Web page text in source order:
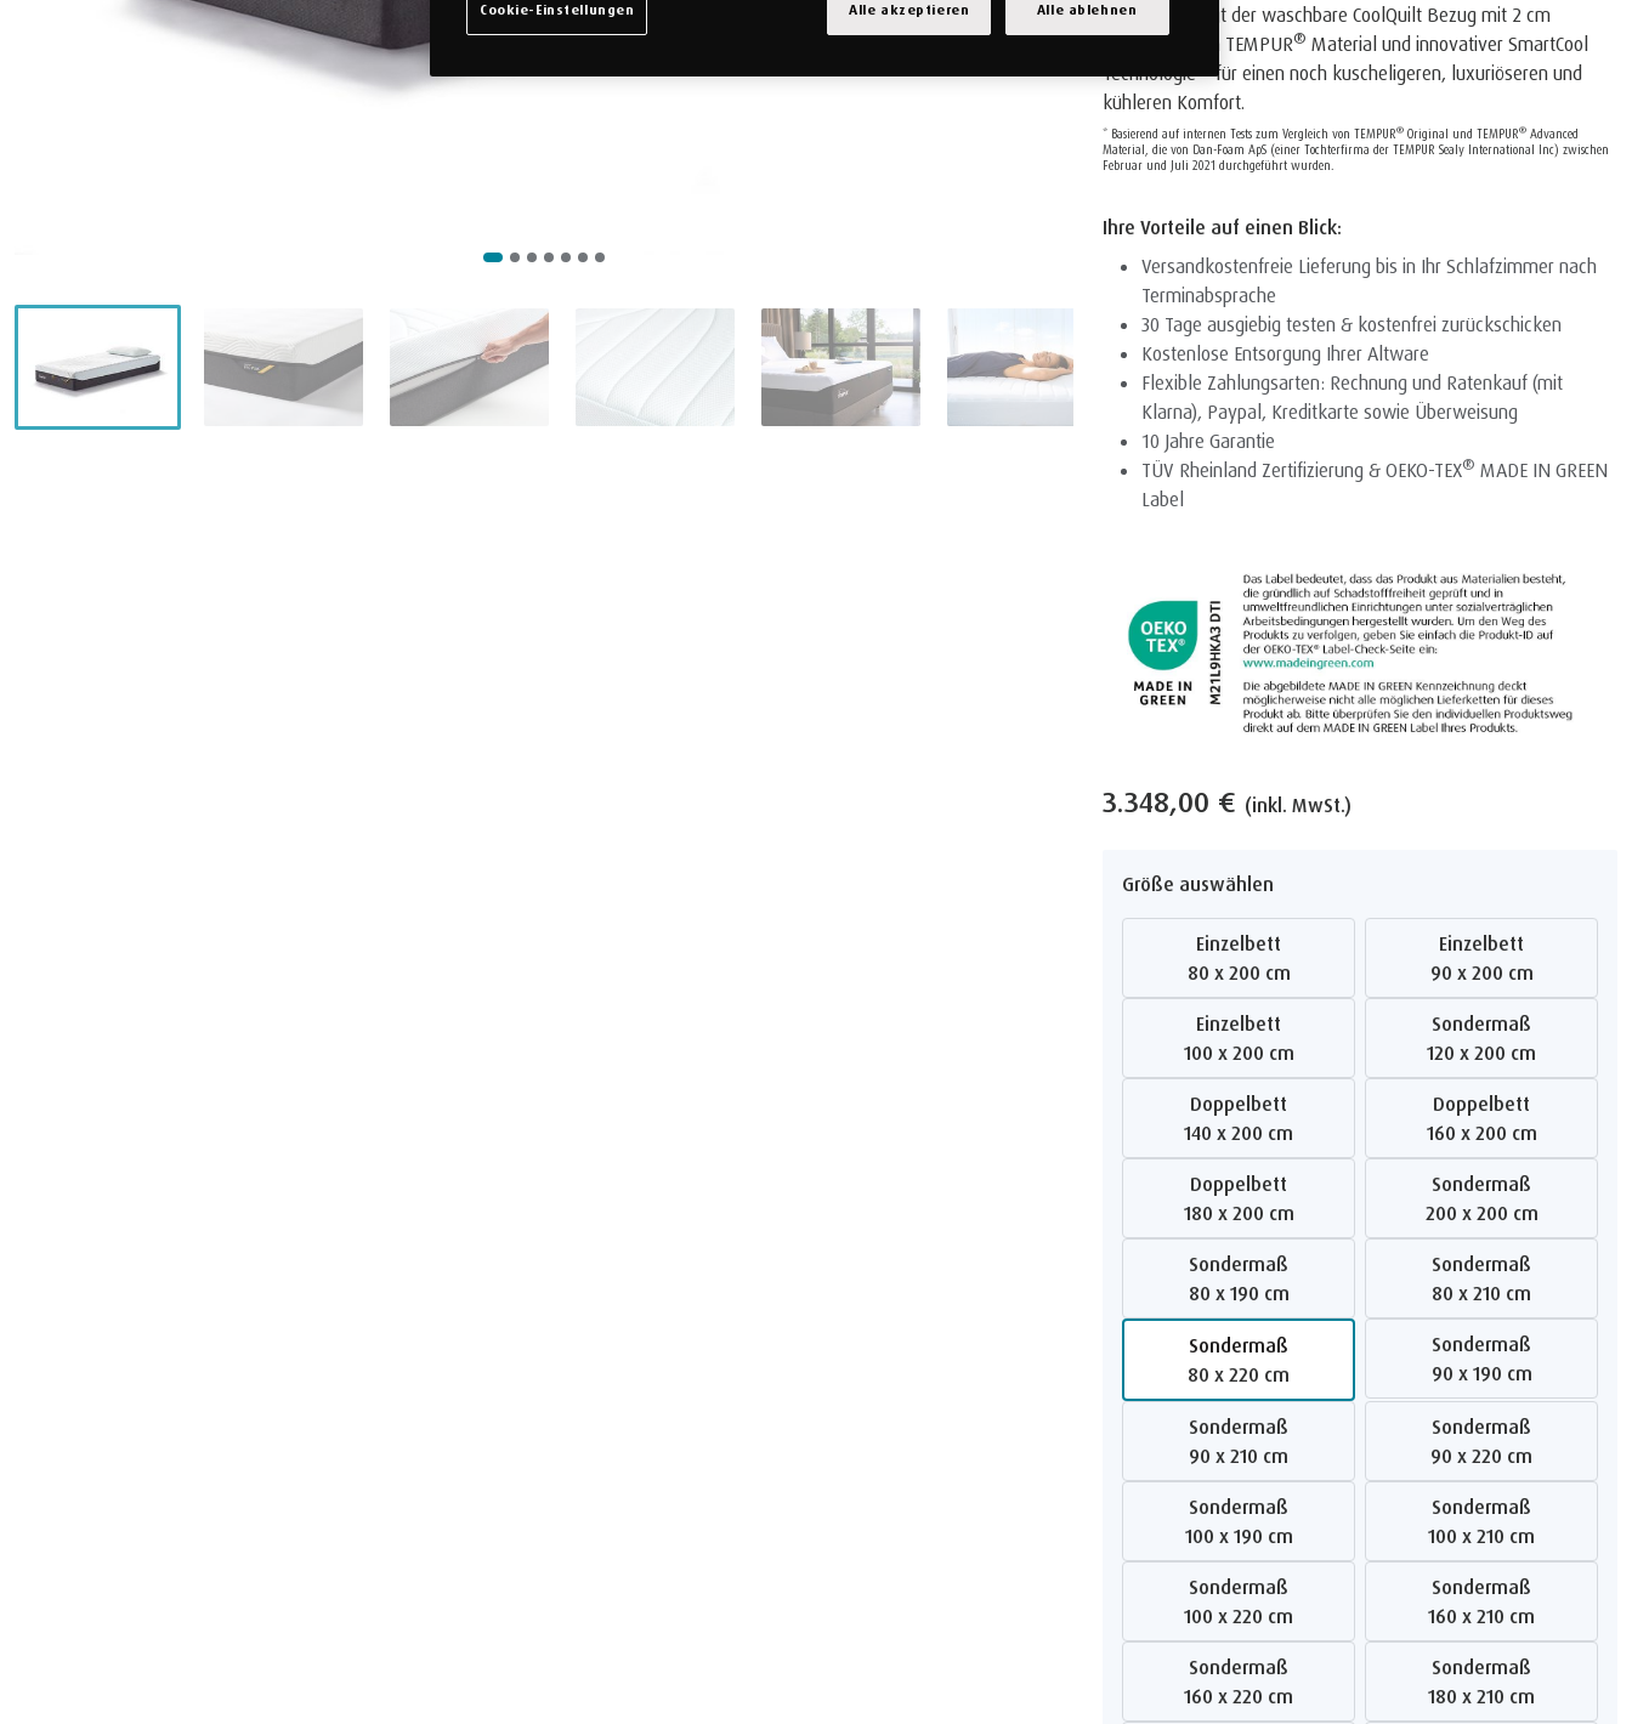
Zusätzlich sorgt der waschbare CoolQuilt Bezug mit 2 cm
eingestepptem TEMPUR® Material und innovativer SmartCool
Technologie™ für einen noch kuscheligeren, luxuriöseren und
kühleren Komfort.
* Basierend auf internen Tests zum Vergleich von TEMPUR® Original und TEMPUR® Advanced
Material, die von Dan-Foam ApS (einer Tochterfirma der TEMPUR Sealy International Inc) zwischen
Februar und Juli 2021 durchgeführt wurden.
Ihre Vorteile auf einen Blick:
Versandkostenfreie Lieferung bis in Ihr Schlafzimmer nach
Terminabsprache
30 Tage ausgiebig testen & kostenfrei zurückschicken
Kostenlose Entsorgung Ihrer Altware
Flexible Zahlungsarten: Rechnung und Ratenkauf (mit
Klarna), Paypal, Kreditkarte sowie Überweisung
10 Jahre Garantie
TÜV Rheinland Zertifizierung & OEKO-TEX® MADE IN GREEN
Label
3.348,00 € (inkl. MwSt.)
Größe auswählen
Einzelbett
80 x 200 cm
Einzelbett
90 x 200 cm
Einzelbett
100 x 200 cm
Sondermaß
120 x 200 cm
Doppelbett
140 x 200 cm
Doppelbett
160 x 200 cm
Doppelbett
180 x 200 cm
Sondermaß
200 x 200 cm
Sondermaß
80 x 190 cm
Sondermaß
80 x 210 cm
Sondermaß
80 x 220 cm
Sondermaß
90 x 190 cm
Sondermaß
90 x 210 cm
Sondermaß
90 x 220 cm
Sondermaß
100 x 190 cm
Sondermaß
100 x 210 cm
Sondermaß
100 x 220 cm
Sondermaß
160 x 210 cm
Sondermaß
160 x 220 cm
Sondermaß
180 x 210 cm
Cookie-Einstellungen Alle ablehnen
Alle akzeptieren